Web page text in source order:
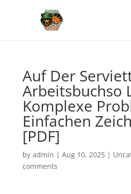
Auf Der
Arbeitsbuchso
Komplexe
Einfachen
[PDF]
by admin | Aug 10, 2025|
comments